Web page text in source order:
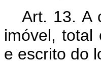
Art. 13. A
imóvel, total
e escrito do